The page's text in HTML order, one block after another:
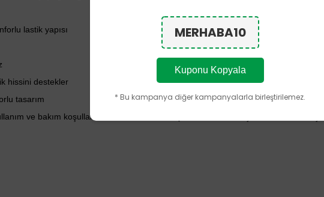
lastik yapısı
hissini destekler
tasarım
ve bakım koşullarında kullanım ömrü boyunca korunacak şekilde tasarlanmıştır.
MERHABA10
Kuponu Kopyala
* Bu kampanya diğer kampanyalarla birleştirilemez.